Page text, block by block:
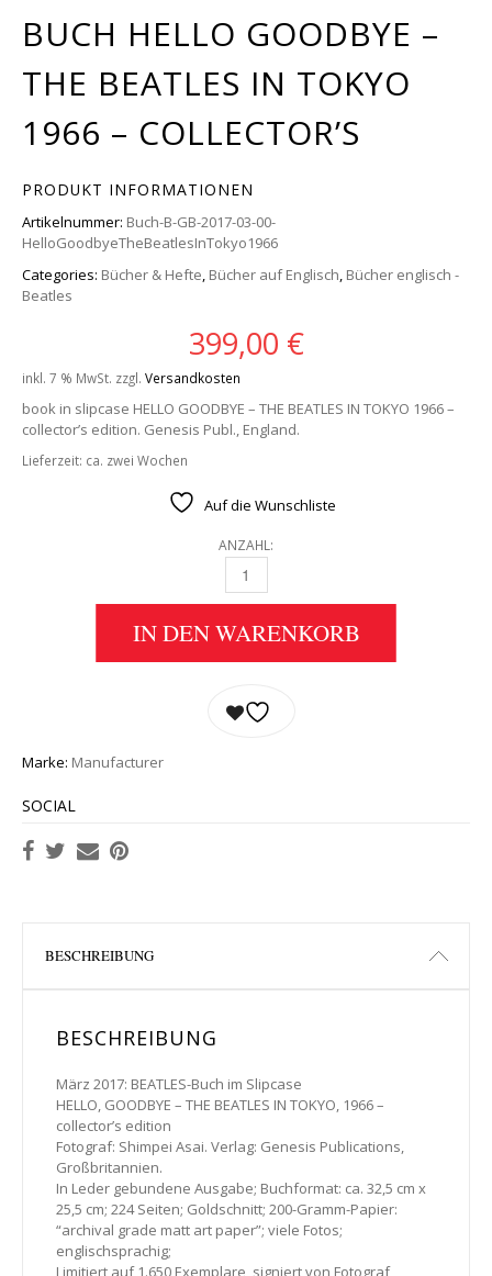
BUCH HELLO GOODBYE –
THE BEATLES IN TOKYO
1966 – COLLECTOR’S
PRODUKT INFORMATIONEN
Artikelnummer: Buch-B-GB-2017-03-00-
HelloGoodbyeTheBeatlesInTokyo1966
Categories: Bücher & Hefte, Bücher auf Englisch, Bücher englisch -
Beatles
399,00 €
inkl. 7 % MwSt. zzgl. Versandkosten
book in slipcase HELLO GOODBYE – THE BEATLES IN TOKYO 1966 –
collector’s edition. Genesis Publ., England.
Lieferzeit: ca. zwei Wochen
Auf die Wunschliste
ANZAHL:
BUCH HELLO GOODBYE - THE BEATLES IN
IN DEN WARENKORB
Marke: Manufacturer
SOCIAL
BESCHREIBUNG
BESCHREIBUNG
März 2017: BEATLES-Buch im Slipcase
HELLO, GOODBYE – THE BEATLES IN TOKYO, 1966 –
collector’s edition
Fotograf: Shimpei Asai. Verlag: Genesis Publications,
Großbritannien.
In Leder gebundene Ausgabe; Buchformat: ca. 32,5 cm x
25,5 cm; 224 Seiten; Goldschnitt; 200-Gramm-Papier:
“archival grade matt art paper”; viele Fotos;
englischsprachig;
Limitiert auf 1.650 Exemplare, signiert von Fotograf